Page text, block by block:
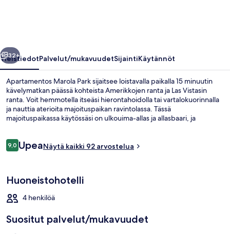
Seuraava
32+
YleistiedotPalvelut/mukavuudetSijaintiKäytännöt
Apartamentos Marola Park sijaitsee loistavalla paikalla 15 minuutin
kävelymatkan päässä kohteista Amerikkojen ranta ja Las Vistasin
ranta. Voit hemmotella itseäsi hierontahoidolla tai vartalokuorinnalla
ja nauttia aterioita majoituspaikan ravintolassa. Tässä
majoituspaikassa käytössäsi on ulkouima-allas ja allasbaari, ja
Arvostelut
9,09,0 kautta 10.
UpeaNäytä kaikki 92 arvostelua
Huoneistohotelli
4 henkilöä
Suositut palvelut/mukavuudet